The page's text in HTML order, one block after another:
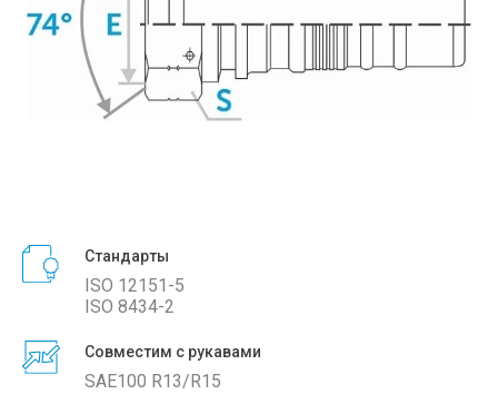
Стандарты
ISO 12151-5
ISO 8434-2
Совместим с рукавами
SAE100 R13/R15